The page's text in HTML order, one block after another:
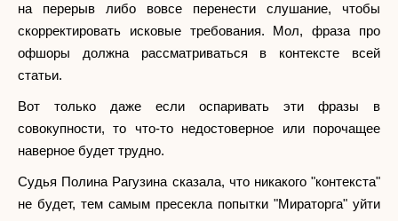
на перерыв либо вовсе перенести слушание, чтобы
скорректировать исковые требования. Мол, фраза про
офшоры должна рассматриваться в контексте всей
статьи.
Вот только даже если оспаривать эти фразы в
совокупности, то что-то недостоверное или порочащее
наверное будет трудно.
Судья Полина Рагузина сказала, что никакого "контекста"
не будет, тем самым пресекла попытки "Мираторга" уйти